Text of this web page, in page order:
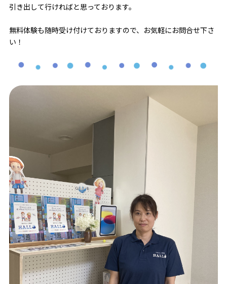
引き出して行ければと思っております。
無料体験も随時受け付けておりますので、お気軽にお問合せ下さ
い！